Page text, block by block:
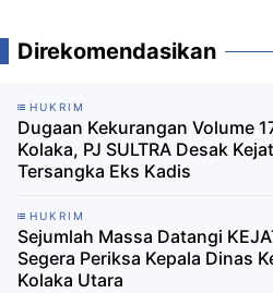
Direkomendasikan
HUKRIM
Dugaan Kekurangan Volume
Kolaka, PJ SULTRA Desak
Tersangka Eks Kadis
HUKRIM
Sejumlah Massa Datangi
Segera Periksa Kepala Dinas
Kolaka Utara